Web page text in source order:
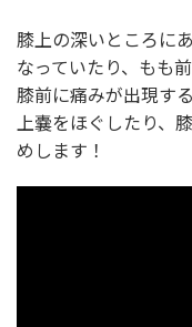
膝上の深いところに
なっていたり、もも
膝前に痛みが出現す
上嚢をほぐしたり、
めします！